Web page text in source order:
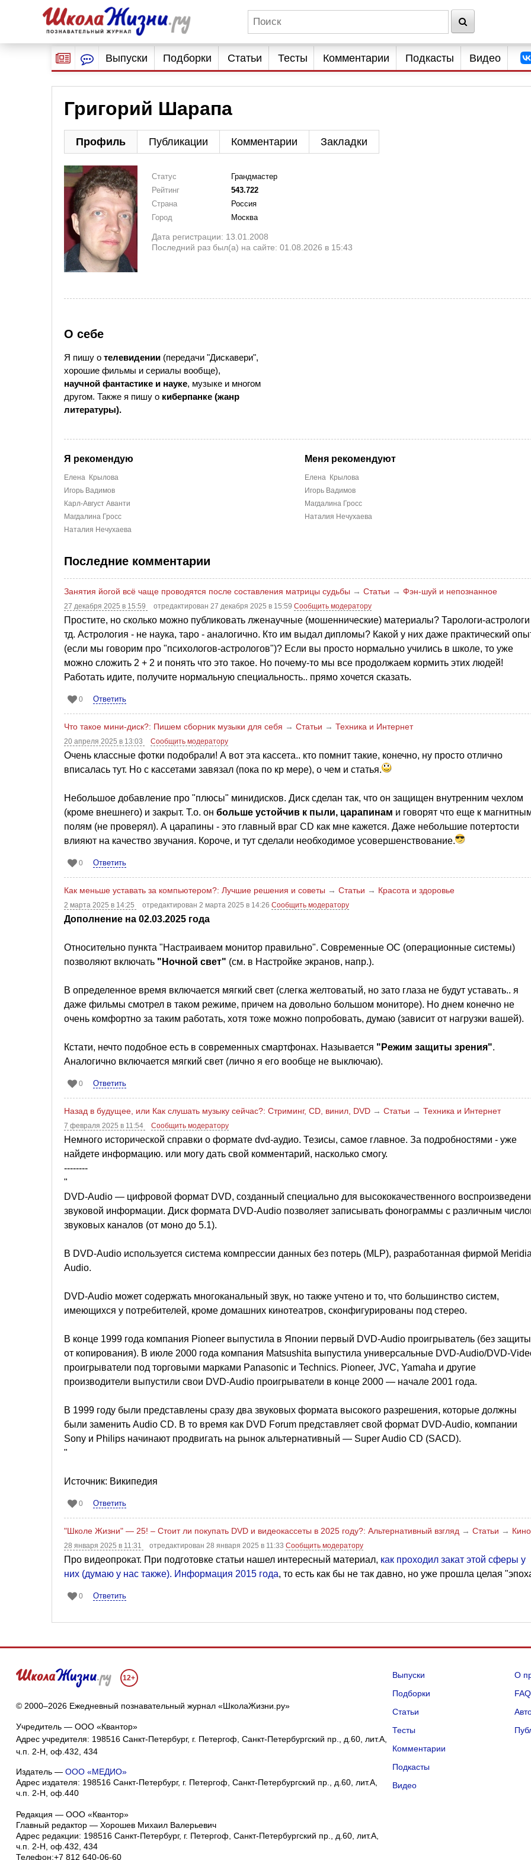
Выпуски Подборки Статьи Тесты Комментарии Подкасты Видео
Григорий Шарапа
Профиль Публикации Комментарии Закладки
Статус
Грандмастер
Рейтинг
543.722
Страна
Россия
Город
Москва
Дата регистрации: 13.01.2008
Последний раз был(а) на сайте: 01.08.2026 в 15:43
О себе
Я пишу о телевидении (передачи "Дискавери",
хорошие фильмы и сериалы вообще),
научной фантастике и науке, музыке и многом
другом. Также я пишу о киберпанке (жанр
литературы).
Я рекомендую
Елена Крылова
Игорь Вадимов
Карл-Август Аванти
Магдалина Гросс
Наталия Нечухаева
Меня рекомендуют
Елена Крылова
Игорь Вадимов
Магдалина Гросс
Наталия Нечухаева
Последние комментарии
Занятия йогой всё чаще проводятся после составления матрицы судьбы → Статьи → Фэн-шуй и непознанное
27 декабря 2025 в 15:59 отредактирован 27 декабря 2025 в 15:59 Сообщить модератору
Простите, но сколько можно публиковать лженаучные (мошеннические) материалы? Тарологи-
тд. Астрология - не наука, таро - аналогично. Кто им выдал дипломы? Какой у них даже практический
(если мы говорим про "психологов-астрологов")? Если вы просто нормально учились в школе, то уже
можно сложить 2 + 2 и понять что это такое. Но почему-то мы все продолжаем кормить этих людей!
Работать идите, получите нормальную специальность.. прямо хочется сказать.
0 Ответить
Что такое мини-диск?: Пишем сборник музыки для себя → Статьи → Техника и Интернет
20 апреля 2025 в 13:03 Сообщить модератору
Очень классные фотки подобрали! А вот эта кассета.. кто помнит такие, конечно, ну просто отлично
вписалась тут. Но с кассетами завязал (пока по кр мере), о чем и статья.
Небольшое добавление про "плюсы" минидисков. Диск сделан так, что он защищен внутренним чехлом
(кроме внешнего) и закрыт. Т.о. он больше устойчив к пыли, царапинам и говорят что еще к
полям (не проверял). А царапины - это главный враг CD как мне кажется. Даже небольшие потертости
влияют на качество звучания. Короче, и тут сделали необходимое усовершенствование.
0 Ответить
Как меньше уставать за компьютером?: Лучшие решения и советы → Статьи → Красота и здоровье
2 марта 2025 в 14:25 отредактирован 2 марта 2025 в 14:26 Сообщить модератору
Дополнение на 02.03.2025 года
Относительно пункта "Настраиваем монитор правильно". Современные ОС (операционные системы)
позволяют включать "Ночной свет" (см. в Настройке экранов, напр.).
В определенное время включается мягкий свет (слегка желтоватый, но зато глаза не будут уставать.. я
даже фильмы смотрел в таком режиме, причем на довольно большом мониторе). Но днем конечно не
очень комфортно за таким работать, хотя тоже можно попробовать, думаю (зависит от нагрузки вашей).
Кстати, нечто подобное есть в современных смартфонах. Называется "Режим защиты зрения".
Аналогично включается мягкий свет (лично я его вообще не выключаю).
0 Ответить
Назад в будущее, или Как слушать музыку сейчас?: Cтриминг, CD, винил, DVD → Статьи → Техника и Интернет
7 февраля 2025 в 11:54 Сообщить модератору
Немного исторической справки о формате dvd-аудио. Тезисы, самое главное. За подробностями - уже
найдете информацию. или могу дать свой комментарий, насколько смогу.
--------
"
DVD-Audio — цифровой формат DVD, созданный специально для высококачественного
звуковой информации. Диск формата DVD-Audio позволяет записывать фонограммы с различным
звуковых каналов (от моно до 5.1).
В DVD-Audio используется система компрессии данных без потерь (MLP), разработанная фирмой
Audio.
DVD-Audio может содержать многоканальный звук, но также учтено и то, что большинство систем,
имеющихся у потребителей, кроме домашних кинотеатров, сконфигурированы под стерео.
В конце 1999 года компания Pioneer выпустила в Японии первый DVD-Audio проигрыватель (без защиты
от копирования). В июле 2000 года компания Matsushita выпустила универсальные DVD-Audio/DVD-
проигрыватели под торговыми марками Panasonic и Technics. Pioneer, JVC, Yamaha и другие
производители выпустили свои DVD-Audio проигрыватели в конце 2000 — начале 2001 года.
В 1999 году были представлены сразу два звуковых формата высокого разрешения, которые должны
были заменить Audio CD. В то время как DVD Forum представляет свой формат DVD-Audio, компании
Sony и Philips начинают продвигать на рынок альтернативный — Super Audio CD (SACD).
"
Источник: Википедия
0 Ответить
"Школе Жизни" — 25! – Стоит ли покупать DVD и видеокассеты в 2025 году?: Альтернативный взгляд → Статьи → Кино
28 января 2025 в 11:31 отредактирован 28 января 2025 в 11:33 Сообщить модератору
Про видеопрокат. При подготовке статьи нашел интересный материал, как проходил закат этой сферы у
них (думаю у нас также). Информация 2015 года, то есть как бы не так давно, но уже прошла целая
0 Ответить
12+
© 2000–2026 Ежедневный познавательный журнал «ШколаЖизни.ру»
Учредитель — ООО «Квантор»
Адрес учредителя: 198516 Санкт-Петербург, г. Петергоф, Санкт-Петербургский пр., д.60, лит.А,
ч.п. 2-Н, оф.432, 434
Издатель — ООО «МЕДИО»
Адрес издателя: 198516 Санкт-Петербург, г. Петергоф, Санкт-Петербургский пр., д.60, лит.А,
ч.п. 2-Н, оф.440
Редакция — ООО «Квантор»
Главный редактор — Хорошев Михаил Валерьевич
Адрес редакции: 198516 Санкт-Петербург, г. Петергоф, Санкт-Петербургский пр., д.60, лит.А,
ч.п. 2-Н, оф.432, 434
Телефон:+7 812 640-06-60
Выпуски
Подборки
Статьи
Тесты
Комментарии
Подкасты
Видео
О
FAQ